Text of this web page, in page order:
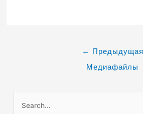
←
Предыдущая
Медиафайлы